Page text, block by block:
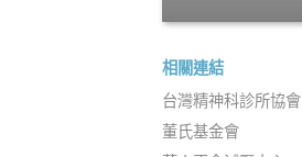
相關連結
台灣精神科診所協會
董氏基金會